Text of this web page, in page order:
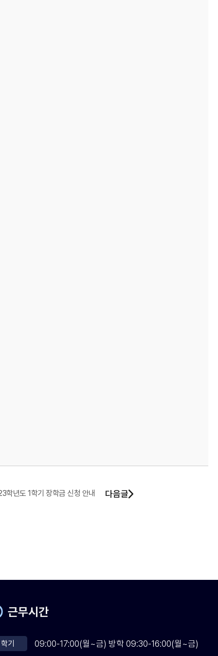
학년도 1학기 장학금 신청 안내 다음글
근무시간
학기 09:00-17:00(월~금) 방학 09:30-16:00(월~금)